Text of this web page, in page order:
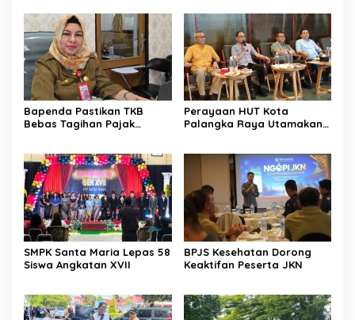
Bapenda Pastikan TKB
Bebas Tagihan Pajak
Perayaan HUT Kota
Palangka Raya Utamakan
SMPK Santa Maria Lepas 58
Siswa Angkatan XVII
BPJS Kesehatan Dorong
Keaktifan Peserta JKN